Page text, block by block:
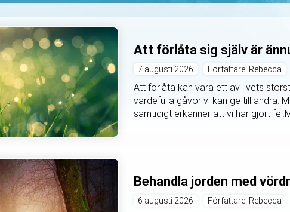
Att förlåta sig själv är
7 augusti 2026 Författare: Rebecca
Att förlåta kan vara ett av livets
värdefulla gåvor vi kan ge till andra.
samtidigt erkänner att vi har gjort
Behandla jorden med
6 augusti 2026 Författare: Rebecca